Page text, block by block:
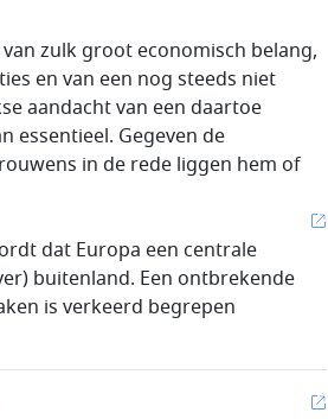
zulk groot economisch belang,
en van een nog steeds niet
aandacht van een daartoe
essentieel. Gegeven de
in de rede liggen hem of
dat Europa een centrale
buitenland. Een ontbrekende
is verkeerd begrepen